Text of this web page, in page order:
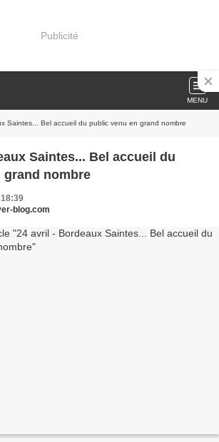
Publicité
MENU
Saintes... Bel accueil du public venu en grand nombre
grand nombre
blog.com